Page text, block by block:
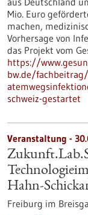
Mio. Euro
machen,
Vorhersage von
das Projekt vom
https://
bw.de/
schweiz-gestartet
Veranstaltung -
Hahn-
Freiburg im